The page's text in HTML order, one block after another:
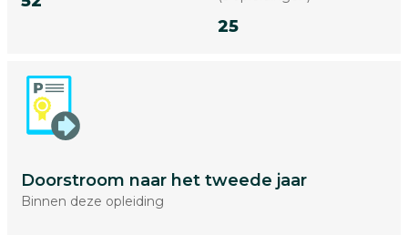
25
Doorstroom naar het tweede jaar
Binnen deze opleiding